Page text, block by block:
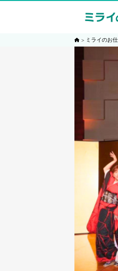
ミライのお